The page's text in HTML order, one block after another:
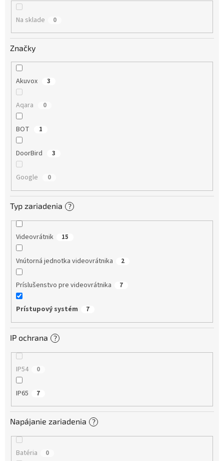
Na sklade 0
Značky
Akuvox 3
Aqara 0
BOT 1
DoorBird 3
Google 0
Typ zariadenia ?
Videovrátnik 15
Vnútorná jednotka videovrátnika 2
Príslušenstvo pre videovrátnika 7
Prístupový systém 7
IP ochrana ?
IP54 0
IP65 7
Napájanie zariadenia ?
Batéria 0